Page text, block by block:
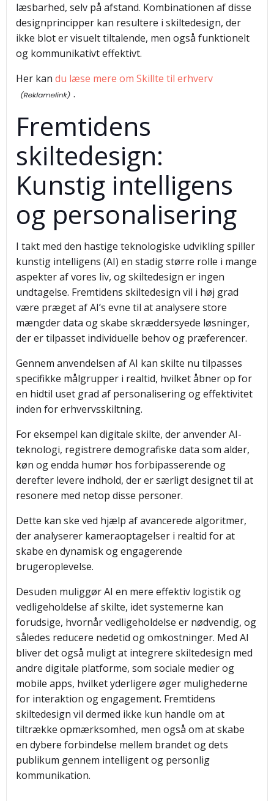
læsbarhed, selv på afstand. Kombinationen af disse
designprincipper kan resultere i skiltedesign, der
ikke blot er visuelt tiltalende, men også funktionelt
og kommunikativt effektivt.
Her kan du læse mere om Skillte til erhverv
.
Fremtidens
skiltedesign:
Kunstig intelligens
og personalisering
I takt med den hastige teknologiske udvikling spiller
kunstig intelligens (AI) en stadig større rolle i mange
aspekter af vores liv, og skiltedesign er ingen
undtagelse. Fremtidens skiltedesign vil i høj grad
være præget af AI’s evne til at analysere store
mængder data og skabe skræddersyede løsninger,
der er tilpasset individuelle behov og præferencer.
Gennem anvendelsen af AI kan skilte nu tilpasses
specifikke målgrupper i realtid, hvilket åbner op for
en hidtil uset grad af personalisering og effektivitet
inden for erhvervsskiltning.
For eksempel kan digitale skilte, der anvender AI-
teknologi, registrere demografiske data som alder,
køn og endda humør hos forbipasserende og
derefter levere indhold, der er særligt designet til at
resonere med netop disse personer.
Dette kan ske ved hjælp af avancerede algoritmer,
der analyserer kameraoptagelser i realtid for at
skabe en dynamisk og engagerende
brugeroplevelse.
Desuden muliggør AI en mere effektiv logistik og
vedligeholdelse af skilte, idet systemerne kan
forudsige, hvornår vedligeholdelse er nødvendig, og
således reducere nedetid og omkostninger. Med AI
bliver det også muligt at integrere skiltedesign med
andre digitale platforme, som sociale medier og
mobile apps, hvilket yderligere øger mulighederne
for interaktion og engagement. Fremtidens
skiltedesign vil dermed ikke kun handle om at
tiltrække opmærksomhed, men også om at skabe
en dybere forbindelse mellem brandet og dets
publikum gennem intelligent og personlig
kommunikation.